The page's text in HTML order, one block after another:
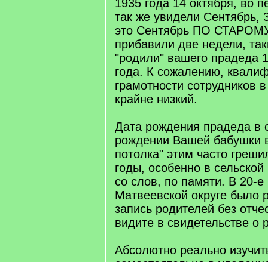
1935 года 14 октября, во
так же увидели Сентябрь,
это Сентябрь ПО
прибавили две недели,
"родили" вашего прадеда
года. К сожалению,
грамотности сотрудников
крайне низкий.
Дата рождения прадеда в
рождении Вашей бабушки
потолка" этим часто
годы, особенно в
со слов, по памяти. В 20-е
Матвеевской округе было
запись родителей без
видите в свидетельстве о
Абсолютно реально